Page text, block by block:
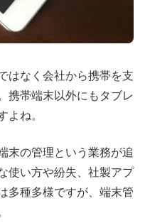
はなく会社から携帯を支
携帯端末以外にもタブレ
ね。
末の管理という業務が追
使い方や紛失、社製アプ
多種多様ですが、端末管